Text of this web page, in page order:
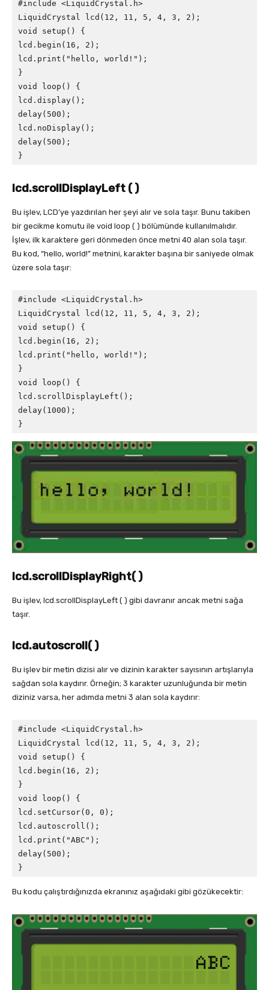
#include <LiquidCrystal.h>
LiquidCrystal lcd(12, 11, 5, 4, 3, 2);
void setup() {
lcd.begin(16, 2);
lcd.print("hello, world!");
}
void loop() {
lcd.display();
delay(500);
lcd.noDisplay();
delay(500);
}
lcd.scrollDisplayLeft ( )
Bu işlev, LCD’ye yazdırılan her şeyi alır ve sola taşır. Bunu takiben
bir gecikme komutu ile void loop ( ) bölümünde kullanılmalıdır.
İşlev, ilk karaktere geri dönmeden önce metni 40 alan sola taşır.
Bu kod, “hello, world!” metnini, karakter başına bir saniyede olmak
üzere sola taşır:
#include <LiquidCrystal.h>
LiquidCrystal lcd(12, 11, 5, 4, 3, 2);
void setup() {
lcd.begin(16, 2);
lcd.print("hello, world!");
}
void loop() {
lcd.scrollDisplayLeft();
delay(1000);
}
lcd.scrollDisplayRight( )
Bu işlev, lcd.scrollDisplayLeft ( ) gibi davranır ancak metni sağa
taşır.
lcd.autoscroll( )
Bu işlev bir metin dizisi alır ve dizinin karakter sayısının artışlarıyla
sağdan sola kaydırır. Örneğin; 3 karakter uzunluğunda bir metin
diziniz varsa, her adımda metni 3 alan sola kaydırır:
#include <LiquidCrystal.h>
LiquidCrystal lcd(12, 11, 5, 4, 3, 2);
void setup() {
lcd.begin(16, 2);
}
void loop() {
lcd.setCursor(0, 0);
lcd.autoscroll();
lcd.print("ABC");
delay(500);
}
Bu kodu çalıştırdığınızda ekranınız aşağıdaki gibi gözükecektir: